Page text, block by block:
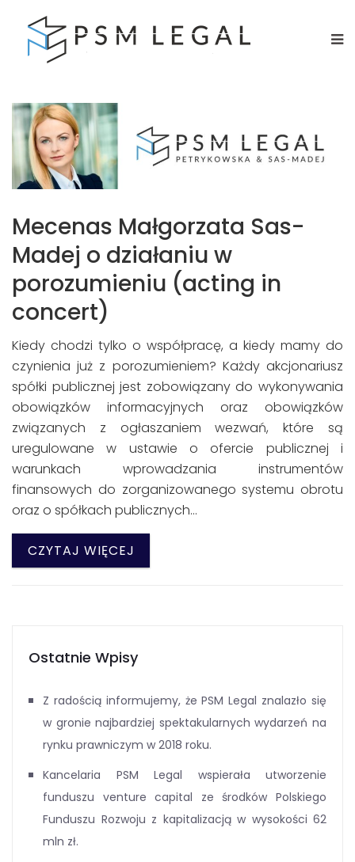
Mecenas Małgorzata Sas-
Madej o działaniu w
porozumieniu (acting in
concert)
Kiedy chodzi tylko o współpracę, a kiedy mamy do
czynienia już z porozumieniem? Każdy akcjonariusz
spółki publicznej jest zobowiązany do wykonywania
obowiązków informacyjnych oraz obowiązków
związanych z ogłaszaniem wezwań, które są
uregulowane w ustawie o ofercie publicznej i
warunkach wprowadzania instrumentów
finansowych do zorganizowanego systemu obrotu
oraz o spółkach publicznych…
CZYTAJ WIĘCEJ
Ostatnie Wpisy
Z radością informujemy, że PSM Legal znalazło się
w gronie najbardziej spektakularnych wydarzeń na
rynku prawniczym w 2018 roku.
Kancelaria PSM Legal wspierała utworzenie
funduszu venture capital ze środków Polskiego
Funduszu Rozwoju z kapitalizacją w wysokości 62
mln zł.